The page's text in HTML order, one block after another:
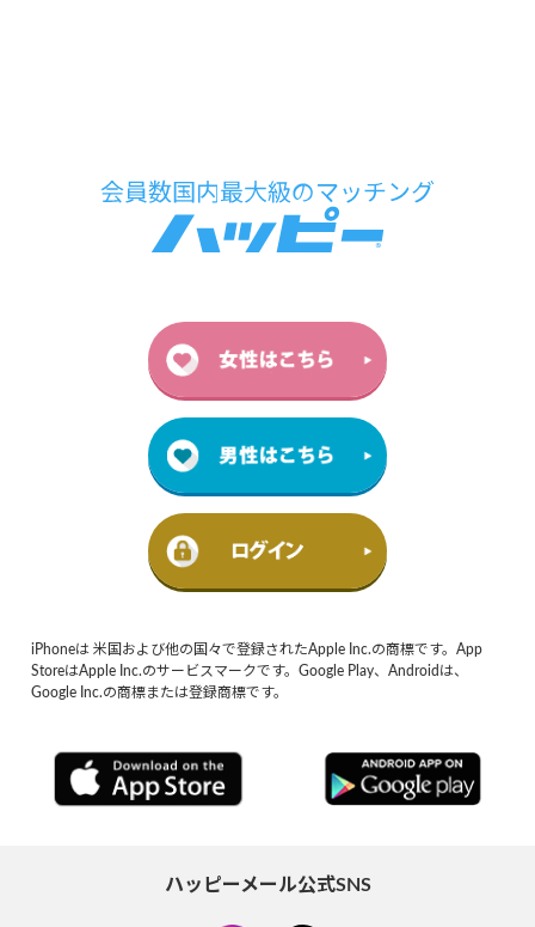
iPhoneは 米国および他の国々で登録されたApple Inc.の商標です。App
StoreはApple Inc.のサービスマークです。Google Play、Androidは、
Google Inc.の商標または登録商標です。
ハッピーメール公式SNS